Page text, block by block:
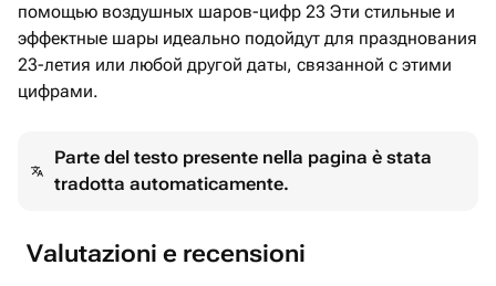
помощью воздушных шаров-цифр 23 Эти стильные и
эффектные шары идеально подойдут для празднования
23-летия или любой другой даты, связанной с этими
цифрами.
Parte del testo presente nella pagina è stata
tradotta automaticamente.
Valutazioni e recensioni